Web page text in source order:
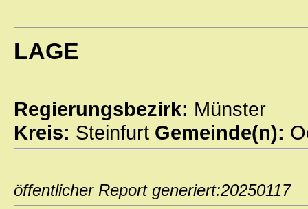
LAGE
Regierungsbezirk: Münster
Kreis: Steinfurt Gemeinde(n):
öffentlicher Report